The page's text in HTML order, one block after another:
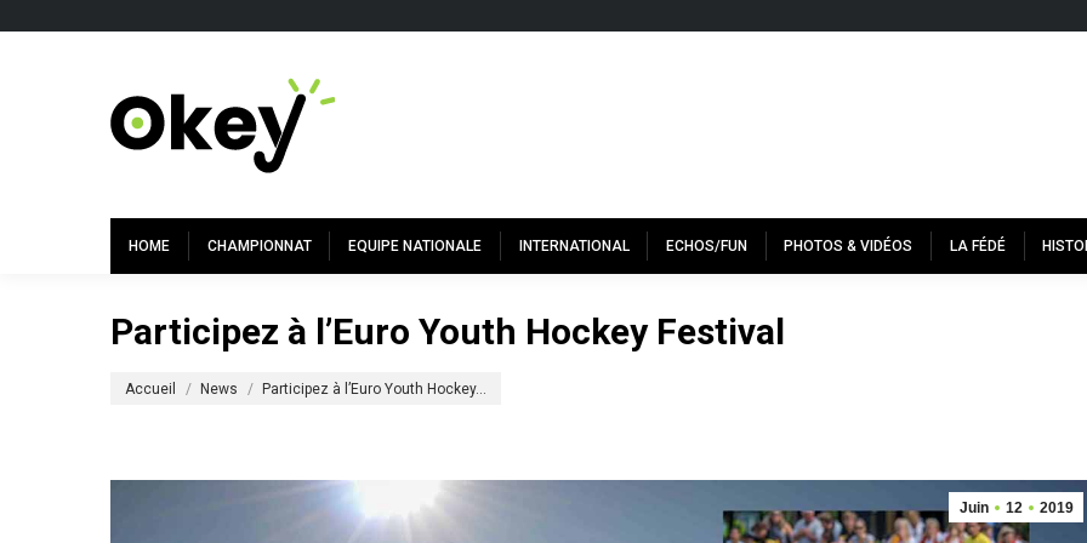
HOME CHAMPIONNAT EQUIPE NATIONALE INTERNATIONAL ECHOS/FUN PHOTOS & VIDÉOS LA FÉDÉ
Participez à l’Euro Youth Hockey Festival
Accueil News Participez à l’Euro Youth Hockey…
Juin 12 2019